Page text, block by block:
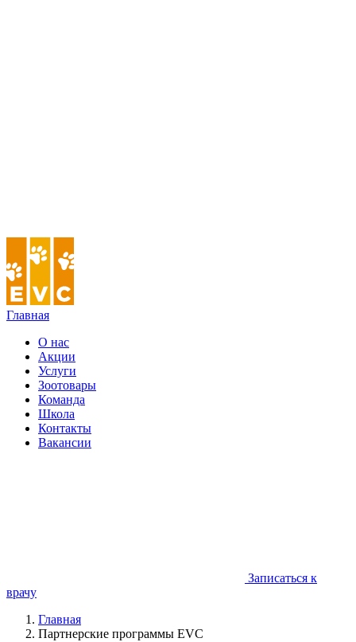
Главная
О нас
Акции
Услуги
Зоотовары
Команда
Школа
Контакты
Вакансии
Записаться к
врачу
Главная
Партнерские программы EVC